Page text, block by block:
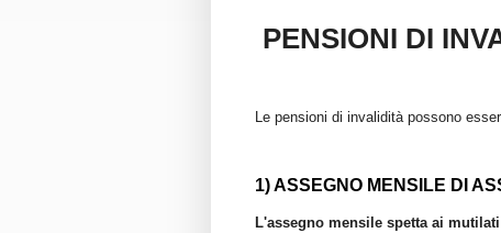
PENSIONI DI
Le pensioni di invalidità possono
1) ASSEGNO MENSILE DI
L'assegno mensile spetta ai